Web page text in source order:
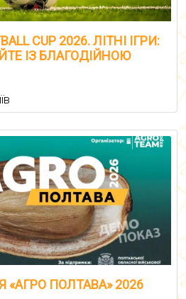
CUP 2026. ЛІТНІ ІГРИ:
ІЗ БЛАГОДІЙНОЮ
«АГРО ПОЛТАВА» 2026